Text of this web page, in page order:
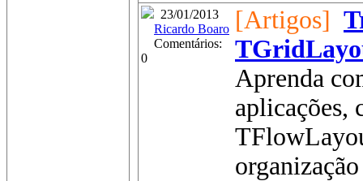
23/01/2013
Ricardo Boaro
Comentários:
0
[Artigos]
Aprenda
aplicações,